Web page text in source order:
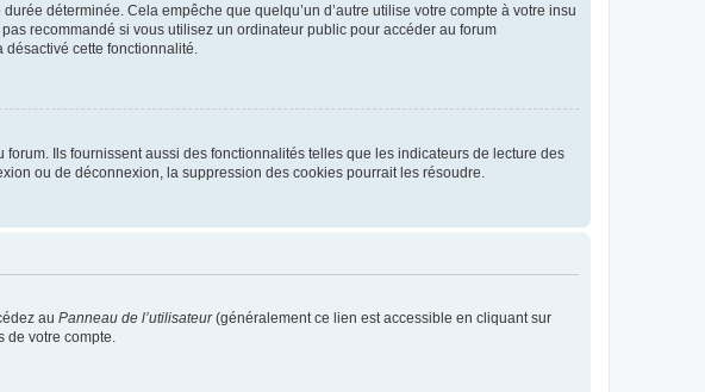
déterminée. Cela empêche que quelqu’un d’autre utilise votre compte à votre insu
recommandé si vous utilisez un ordinateur public pour accéder au forum
cette fonctionnalité.
Ils fournissent aussi des fonctionnalités telles que les indicateurs de lecture des
ou de déconnexion, la suppression des cookies pourrait les résoudre.
au Panneau de l’utilisateur(généralement ce lien est accessible en cliquant sur
votre compte.